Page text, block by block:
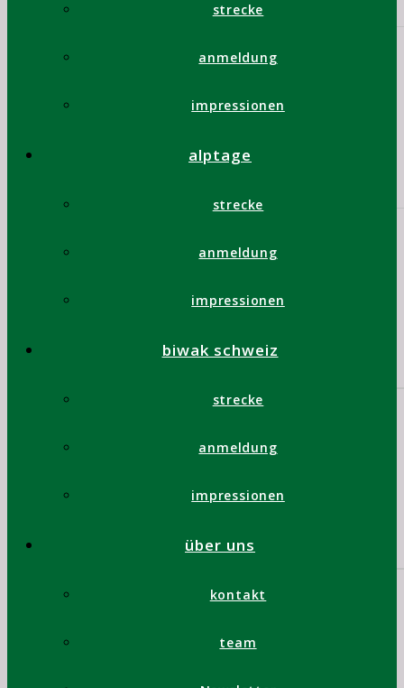
strecke
anmeldung
impressionen
alptage
strecke
anmeldung
impressionen
biwak schweiz
strecke
anmeldung
impressionen
über uns
kontakt
team